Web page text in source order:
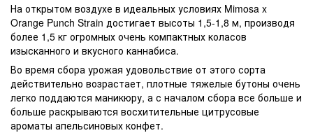
На открытом воздухе в идеальных условиях Mimosa x
Orange Punch Strain достигает высоты 1,5-1,8 м, производя
более 1,5 кг огромных очень компактных коласов
изысканного и вкусного каннабиса.
Во время сбора урожая удовольствие от этого сорта
действительно возрастает, плотные тяжелые бутоны очень
легко поддаются маникюру, а с началом сбора все больше и
больше раскрываются восхитительные цитрусовые
ароматы апельсиновых конфет.